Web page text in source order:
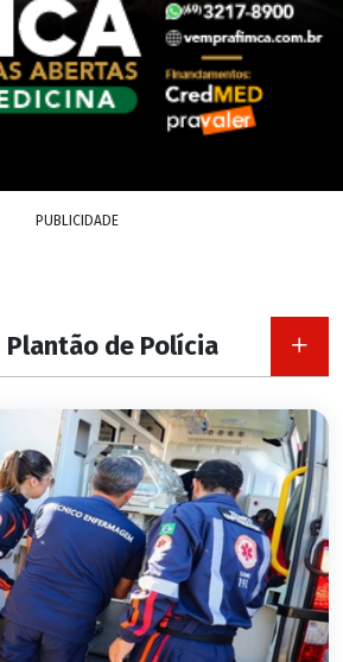
PUBLICIDADE
Plantão de Polícia